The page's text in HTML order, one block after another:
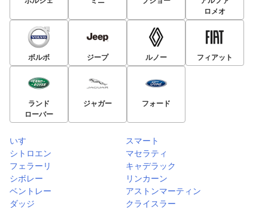
ロメオ
ボルボ ジープ ルノー フィアット
ランド
ローバー
ジャガー フォード
いすゞ
スマート
シトロエン
マセラティ
フェラーリ
キャデラック
シボレー
リンカーン
ベントレー
アストンマーティン
ダッジ
クライスラー